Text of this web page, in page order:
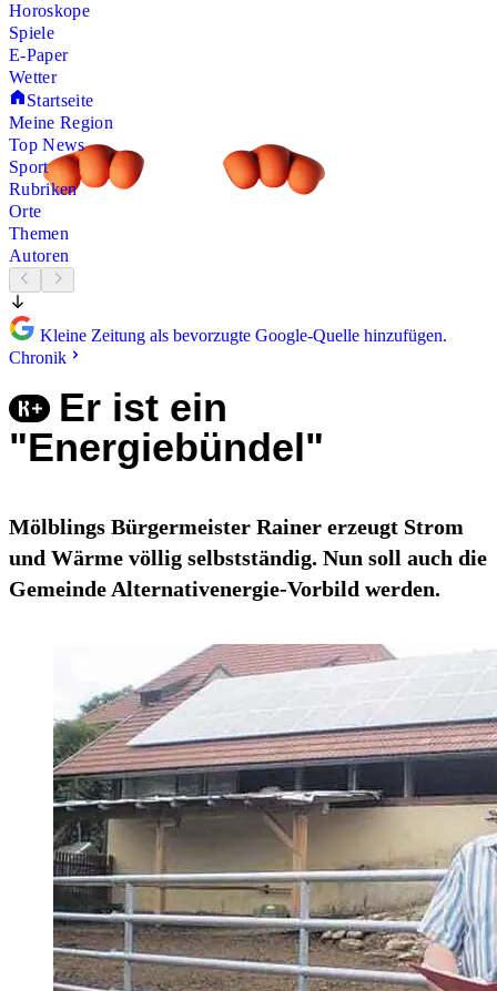
Horoskope
Spiele
E-Paper
Wetter
Startseite
Meine Region
Top News
Sport
Rubriken
Orte
Themen
Autoren
Kleine Zeitung als bevorzugte Google-Quelle hinzufügen.
Chronik
Er ist ein
"Energiebündel"
Mölblings Bürgermeister Rainer erzeugt Strom
und Wärme völlig selbstständig. Nun soll auch die
Gemeinde Alternativenergie-Vorbild werden.